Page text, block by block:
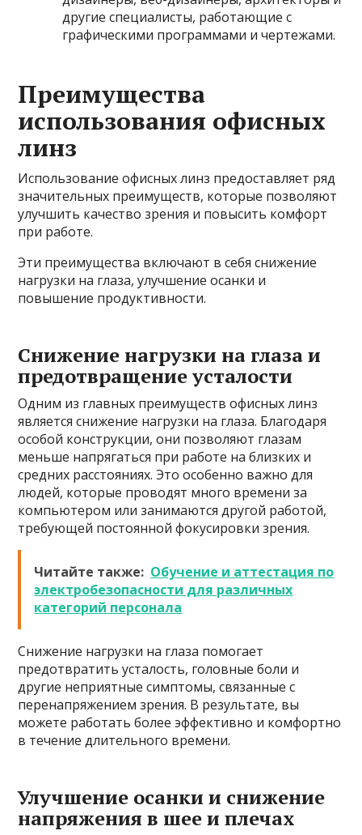
другие специалисты, работающие с
графическими программами и чертежами.
Преимущества
использования офисных
линз
Использование офисных линз предоставляет ряд
значительных преимуществ, которые позволяют
улучшить качество зрения и повысить комфорт
при работе.
Эти преимущества включают в себя снижение
нагрузки на глаза, улучшение осанки и
повышение продуктивности.
Снижение нагрузки на глаза и
предотвращение усталости
Одним из главных преимуществ офисных линз
является снижение нагрузки на глаза. Благодаря
особой конструкции, они позволяют глазам
меньше напрягаться при работе на близких и
средних расстояниях. Это особенно важно для
людей, которые проводят много времени за
компьютером или занимаются другой работой,
требующей постоянной фокусировки зрения.
Читайте также: Обучение и аттестация по
электробезопасности для различных
категорий персонала
Снижение нагрузки на глаза помогает
предотвратить усталость, головные боли и
другие неприятные симптомы, связанные с
перенапряжением зрения. В результате, вы
можете работать более эффективно и комфортно
в течение длительного времени.
Улучшение осанки и снижение
напряжения в шее и плечах